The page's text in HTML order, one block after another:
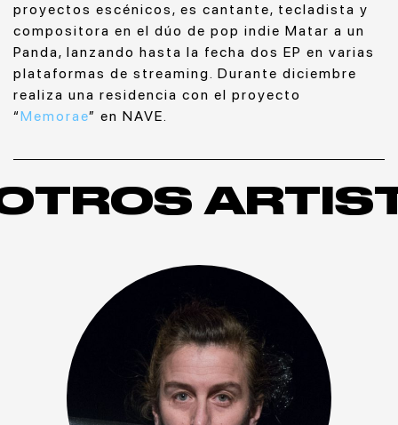
proyectos escénicos, es cantante, tecladista y
compositora en el dúo de pop indie Matar a un
Panda, lanzando hasta la fecha dos EP en varias
plataformas de streaming. Durante diciembre
realiza una residencia con el proyecto
“Memorae” en NAVE.